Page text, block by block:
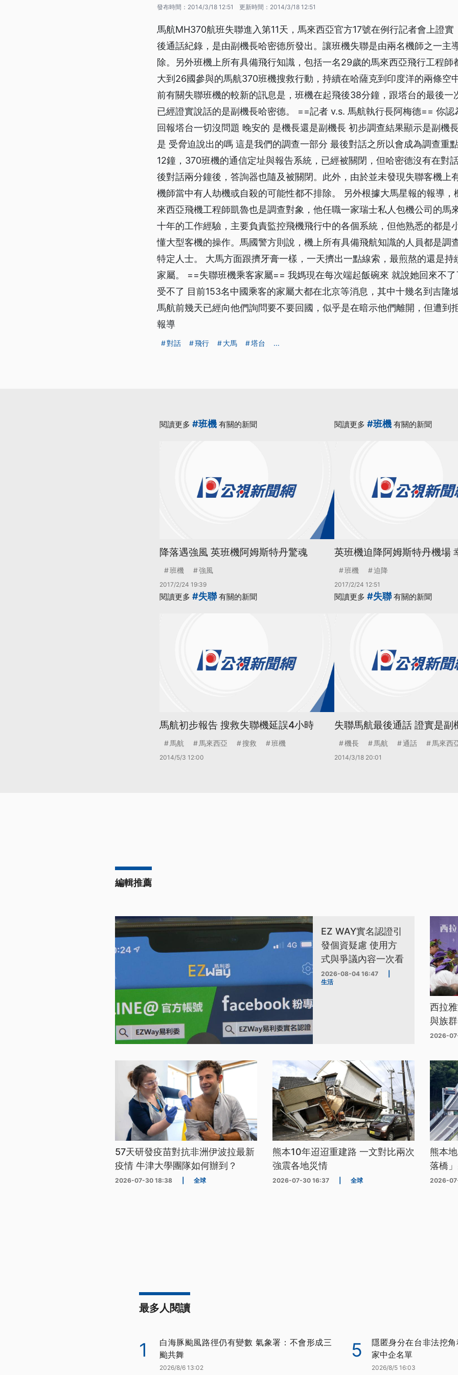
發布時間： 2014/3/18 12:51 更新時間： 2014/3/18 12:51
馬航MH370航班失聯進入第11天，馬來西亞官方17號在例行記者會上證實
後通話紀錄，是由副機長哈密德所發出。讓班機失聯是由兩名機師之一主
除。另外班機上所有具備飛行知識，包括一名29歲的馬來西亞飛行工程師
大到26國參與的馬航370班機搜救行動，持續在哈薩克到印度洋的兩條空
前有關失聯班機的較新的訊息是，班機在起飛後38分鐘，跟塔台的最後一
已經證實說話的是副機長哈密德。 ==記者 v.s. 馬航執行長阿梅德== 你認
回報塔台一切沒問題 晚安的 是機長還是副機長 初步調查結果顯示是副機
是 受脅迫說出的嗎 這是我們的調查一部分 最後對話之所以會成為調查重
12鐘，370班機的通信定址與報告系統，已經被關閉，但哈密德沒有在對
後對話兩分鐘後，答詢器也隨及被關閉。此外，由於並未發現失聯客機上
機師當中有人劫機或自殺的可能性都不排除。 另外根據大馬星報的報導
來西亞飛機工程師凱魯也是調查對象，他任職一家瑞士私人包機公司的馬
十年的工作經驗，主要負責監控飛機飛行中的各個系統，但他熟悉的都是
懂大型客機的操作。馬國警方則說，機上所有具備飛航知識的人員都是調
特定人士。 大馬方面跟擠牙膏一樣，一天擠出一點線索，最煎熬的還是持
家屬。 ==失聯班機乘客家屬== 我媽現在每次端起飯碗來 就說她回來不
受不了 目前153名中國乘客的家屬大都在北京等消息，其中十幾名到吉隆
馬航前幾天已經向他們詢問要不要回國，似乎是在暗示他們離開，但遭到
報導
對話 飛行 大馬 塔台 ...
閱讀更多 #班機 有關的新聞
降落遇強風 英班機阿姆斯特丹驚魂
班機 強風
2017/2/24 19:39
閱讀更多 #班機 有關的新聞
英班機迫降阿姆斯特丹機場
班機 迫降
2017/2/24 12:51
閱讀更多 #失聯有關的新聞
馬航初步報告 搜救失聯機延誤4小時
馬航 馬來西亞 搜救 班機
2014/5/3 12:00
閱讀更多 #失聯有關的新聞
失聯馬航最後通話 證實是副
機長 馬航 通話 馬來西
2014/3/18 20:01
編輯推薦
EZ WAY實名認證引
發個資疑慮 使用方
式與爭議內容一次看
2026-08-04 16:47
生活
西拉
與族
2026-
57天研發疫苗對抗非洲伊波拉最新
疫情 牛津大學團隊如何辦到？
2026-07-30 18:38 全球
熊本10年迢迢重建路 一文對比兩次
強震各地災情
2026-07-30 16:37 全球
熊本
落橋
2026-
最多人閱讀
1
白海豚颱風路徑仍有變數 氣象署：不會形成三
颱共舞
2026/8/6 13:02
5
隱匿身分在台非法挖
家中企名單
2026/8/5 16:03